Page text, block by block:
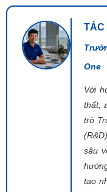
TÁC
One
Với
thất,
trò
sâu
tạo